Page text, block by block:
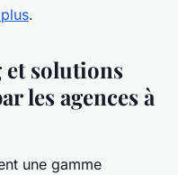
.
et solutions
les agences à
une gamme